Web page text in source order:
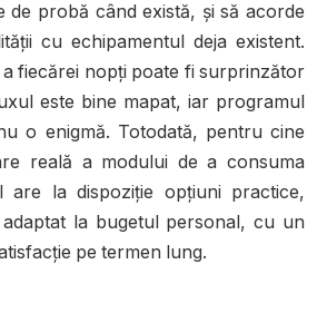
de probă când există, și să acorde
cu echipamentul deja existent.
fiecărei nopți poate fi surprinzător
este bine mapat, iar programul
o enigmă. Totodată, pentru cine
reală a modului de a consuma
are la dispoziție opțiuni practice,
la bugetul personal, cu un
pe termen lung.